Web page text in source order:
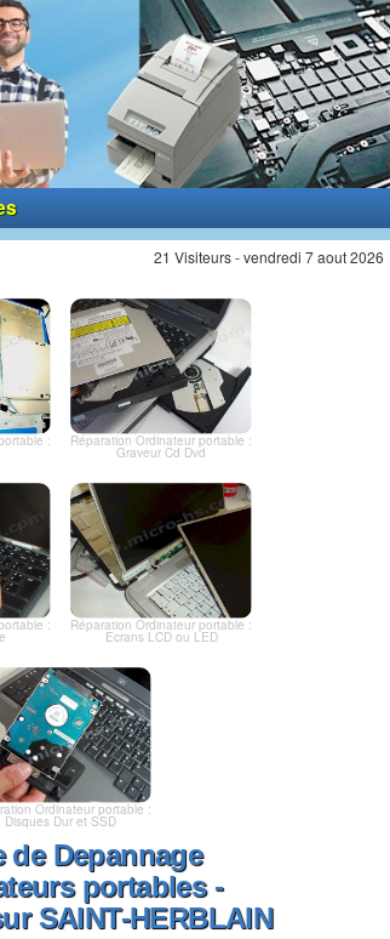
21 Visiteurs - vendredi 7 aout 2026
: Réparation Ordinateur portable :
Graveur Cd Dvd
: Réparation Ordinateur portable :
Ecrans LCD ou LED
Ordinateur portable :
Disques Dur et SSD
de Depannage
portables -
SAINT-HERBLAIN